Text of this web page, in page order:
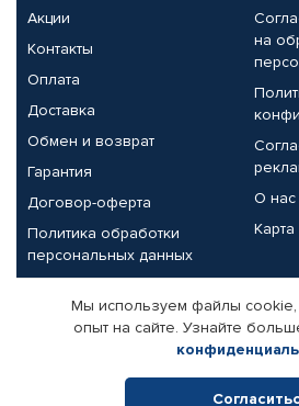
Акции
Контакты
Оплата
Доставка
Обмен и возврат
Гарантия
Договор-оферта
Политика обработки
персональных данных
на
О нас
Карта
Партнерам
Корпоративным клиентам
Поставщикам
Мы используем файлы cookie,
опыт на сайте. Узнайте